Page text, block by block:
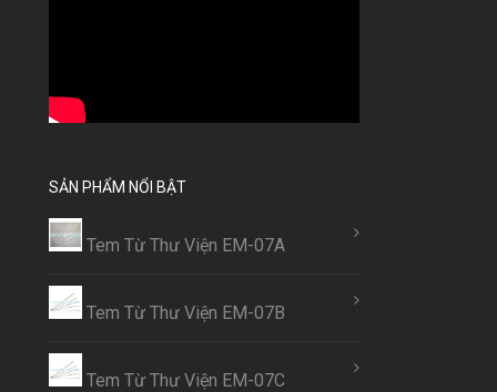
SẢN PHẨM NỔI BẬT
Tem Từ Thư Viện EM-07A
Tem Từ Thư Viện EM-07B
Tem Từ Thư Viện EM-07C